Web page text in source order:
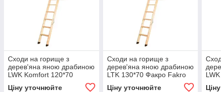
Сходи на горище з
дерев'яна яною драбиною
LWK Komfort 120*70
Ціну уточнюйте
Сходи на горище з
дерев'яна яною драбиною
LTK 130*70 Факро Fakro
Ціну уточнюйте